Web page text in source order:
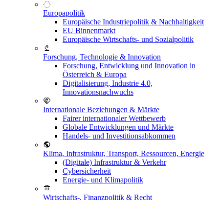
Europapolitik
Europäische Industriepolitik & Nachhaltigkeit
EU Binnenmarkt
Europäische Wirtschafts- und Sozialpolitik
Forschung, Technologie & Innovation
Forschung, Entwicklung und Innovation in
Österreich & Europa
Digitalisierung, Industrie 4.0,
Innovationsnachwuchs
Internationale Beziehungen & Märkte
Fairer internationaler Wettbewerb
Globale Entwicklungen und Märkte
Handels- und Investitionsabkommen
Klima, Infrastruktur, Transport, Ressourcen, Energie
(Digitale) Infrastruktur & Verkehr
Cybersicherheit
Energie- und Klimapolitik
Wirtschafts-, Finanzpolitik & Recht